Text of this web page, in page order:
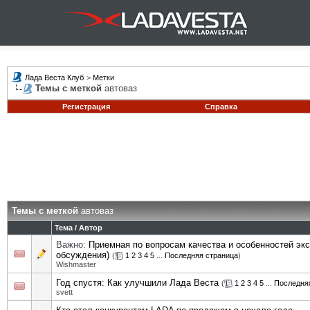
Лада Веста Клуб > Метки
Темы с меткой автоваз
Регистрация Справка
Темы с меткойавтоваз
Тема / Автор
Важно: Приемная по вопросам качества и особенностей
обсуждения) ( 1 2 3 4 5 Последняя страница)
Wishmaster
Год спустя: Как улучшили Лада Веста ( 1 2 3 4 5
svett